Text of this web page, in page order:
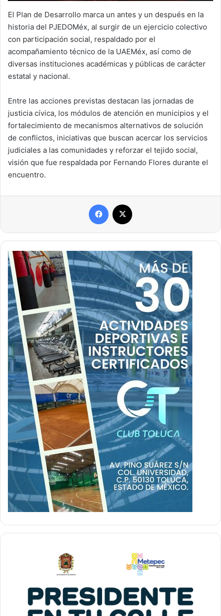
El Plan de Desarrollo marca un antes y un después en la
historia del PJEDOMéx, al surgir de un ejercicio colectivo
con participación social, respaldado por el
acompañamiento técnico de la UAEMéx, así como de
diversas instituciones académicas y públicas de carácter
estatal y nacional.
Entre las acciones previstas destacan las jornadas de
justicia cívica, los módulos de atención en municipios y el
fortalecimiento de mecanismos alternativos de solución
de conflictos, iniciativas que buscan acercar los servicios
judiciales a las comunidades y reforzar el tejido social,
visión que fue respaldada por Fernando Flores durante el
encuentro.
Facebook